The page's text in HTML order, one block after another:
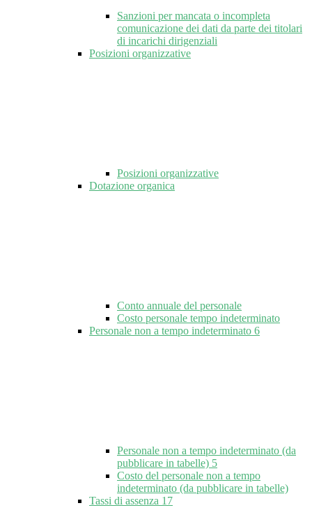
Sanzioni per mancata o incompleta
comunicazione dei dati da parte dei titolari
di incarichi dirigenziali
Posizioni organizzative
Posizioni organizzative
Dotazione organica
Conto annuale del personale
Costo personale tempo indeterminato
Personale non a tempo indeterminato 6
Personale non a tempo indeterminato (da
pubblicare in tabelle) 5
Costo del personale non a tempo
indeterminato (da pubblicare in tabelle)
Tassi di assenza 17